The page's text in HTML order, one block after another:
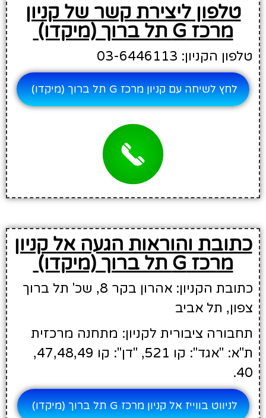
טלפון ליצירת קשר של קניון
מרכז G תל ברוך (מיקדו)
טלפון הקניון: 03-6446113
לחץ לשיחה עם קניון מרכז G תל ברוך (מיקדו)
כתובת והוראות הגעה אל קניון
מרכז G תל ברוך (מיקדו)
כתובת הקניון: אהרון בקר 8, שכ' תל ברוך
צפון, תל אביב
תחבורה ציבורית לקניון: מתחנה מרכזית
ת"א: "אגד": קו 521, "דן": קו 47,48,49,
40.
לניווט בווייז אל קניון מרכז G תל ברוך (מיקדו)